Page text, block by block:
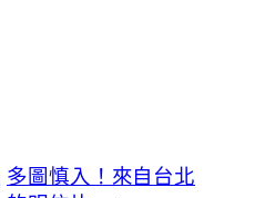
多圖慎入！來自台北